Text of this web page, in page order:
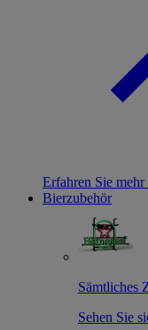
Erfahren Sie mehr
Bierzubehör
Sämtliches
Sehen Sie